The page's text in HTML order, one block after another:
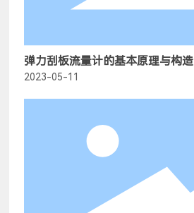
弹力刮板流量计的基本原理与构造
2023-05-11